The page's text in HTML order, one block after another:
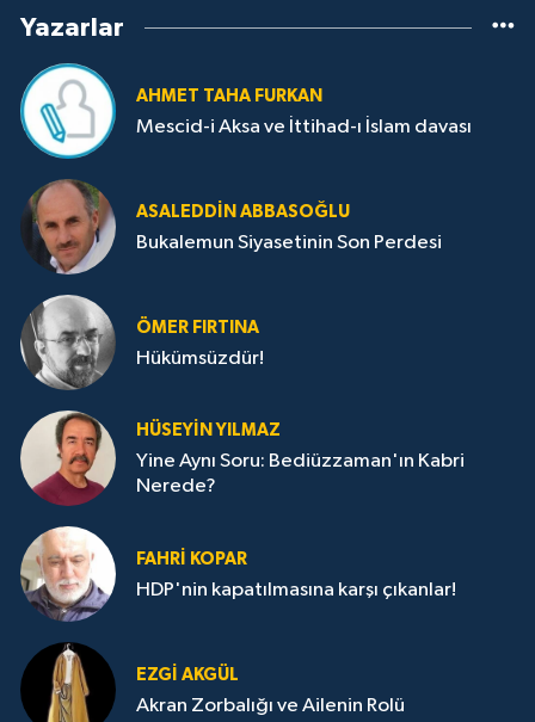
Yazarlar
AHMET TAHA FURKAN
Mescid-i Aksa ve İttihad-ı İslam davası
ASALEDDIN ABBASOĞLU
Bukalemun Siyasetinin Son Perdesi
ÖMER FIRTINA
Hükümsüzdür!
HÜSEYIN YILMAZ
Yine Aynı Soru: Bediüzzaman'ın Kabri
Nerede?
FAHRI KOPAR
HDP'nin kapatılmasına karşı çıkanlar!
EZGI AKGÜL
Akran Zorbalığı ve Ailenin Rolü